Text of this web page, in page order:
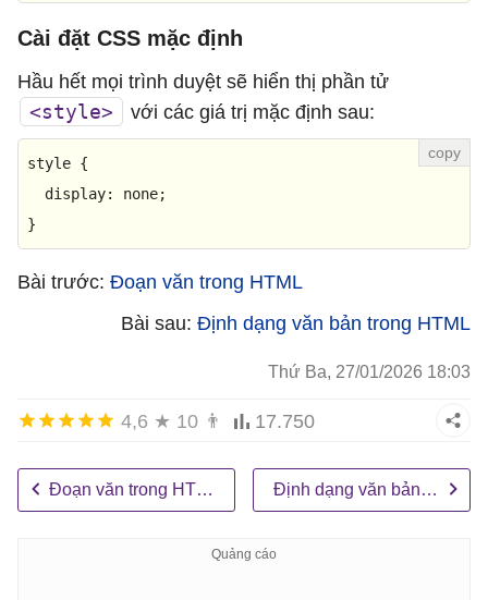
Cài đặt CSS mặc định
Hầu hết mọi trình duyệt sẽ hiển thị phần tử
<style> với các giá trị mặc định sau:
style {
display: none;
}
Bài trước: Đoạn văn trong HTML
Bài sau: Định dạng văn bản trong HTML
Thứ Ba, 27/01/2026 18:03
4,6 ★ 10 👨 17.750
Đoạn văn trong HTML Định dạng văn bản trong HTML